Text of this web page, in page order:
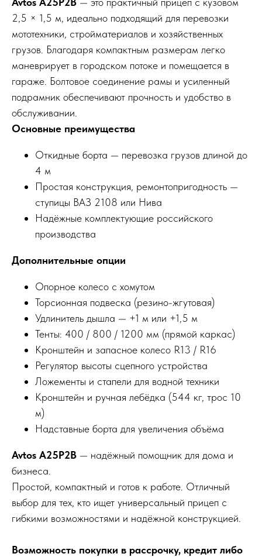
2,5 × 1,5 м, идеально подходящий для перевозки
мототехники, стройматериалов и хозяйственных
грузов. Благодаря компактным размерам легко
маневрирует в городском потоке и помещается в
гараже. Болтовое соединение рамы и усиленный
подрамник обеспечивают прочность и удобство в
обслуживании.
Основные преимущества
Откидные борта — перевозка грузов длиной до
4 м
Простая конструкция, ремонтопригодность —
ступицы ВАЗ 2108 или Нива
Надёжные комплектующие российского
производства
Дополнительные опции
Опорное колесо с хомутом
Торсионная подвеска (резино-жгутовая)
Удлинитель дышла — +1 м или +1,5 м
Тенты: 400 / 800 / 1200 мм (прямой каркас)
Кронштейн и запасное колесо R13 / R16
Регулятор высоты сцепного устройства
Ложементы и стапели для водной техники
Кронштейн и ручная лебёдка (544 кг, трос 10
м)
Надставные борта для увеличения объёма
Avtos A25P2B — надёжный помощник для дома и
бизнеса.
Простой, компактный и готов к работе. Отличный
выбор для тех, кто ищет универсальный прицеп с
гибкими возможностями и надёжной конструкцией.
Возможность покупки в рассрочку, кредит либо